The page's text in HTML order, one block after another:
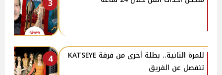
4
للمرة الثانية.. بطلة أخرى من فرقة KATSEYE
تنفصل عن الفريق